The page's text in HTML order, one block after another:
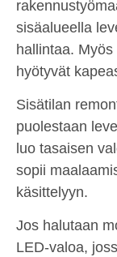
sisäalueella
hallintaa.
hyötyvät
Sisätilan
puolestaan
luo tasaisen
sopii
käsittelyyn.
Jos halutaan
LED-valoa,